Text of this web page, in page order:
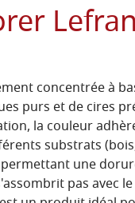
concentrée à
purs et de cires
la couleur
substrats
une
pas avec